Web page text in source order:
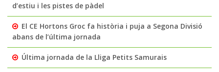
d’estiu i les pistes de pàdel
El CE Hortons Groc fa història i puja a Segona Divisió
abans de l’última jornada
Última jornada de la Lliga Petits Samurais